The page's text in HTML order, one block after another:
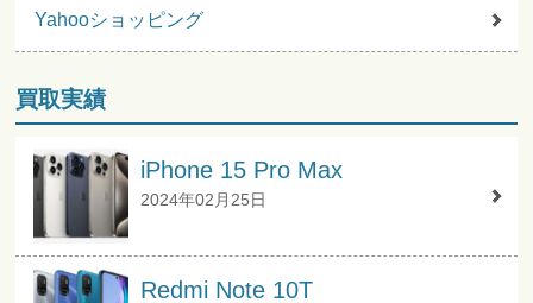
Yahooショッピング
買取実績
iPhone 15 Pro Max
2024年02月25日
Redmi Note 10T